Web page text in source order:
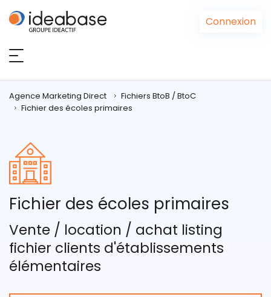
Connexion
Agence Marketing Direct
Fichiers BtoB / BtoC
Fichier des écoles primaires
Fichier des écoles primaires
Vente / location / achat listing
fichier clients d'établissements
élémentaires